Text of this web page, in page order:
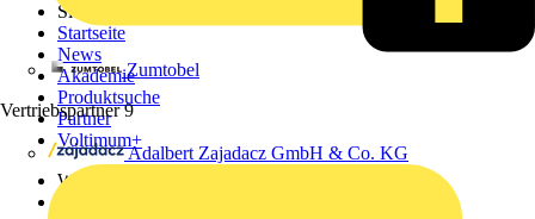
Zumtobel
Vertriebspartner 9
Adalbert Zajadacz GmbH & Co. KG
Sitemap
Startseite
News
Akademie
Produktsuche
Partner
Voltimum+
Weitere Links